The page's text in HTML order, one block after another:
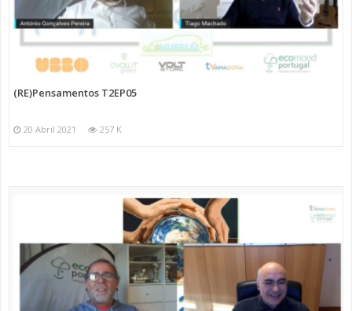
(RE)Pensamentos T2EP05
20 Abril 2021 257 K